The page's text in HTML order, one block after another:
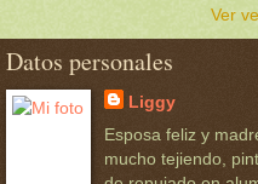
Ver
Datos personales
Liggy
Esposa feliz y
mucho tejiendo,